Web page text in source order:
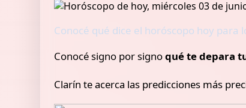
Conocé qué dice el horóscopo hoy para
Conocé signo por signoqué te depara
Clarín te acerca las predicciones más